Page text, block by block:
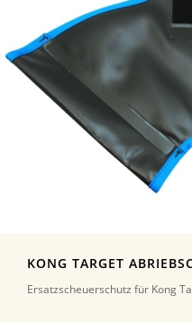
KONG TARGET
Ersatzscheuerschutz für Kong